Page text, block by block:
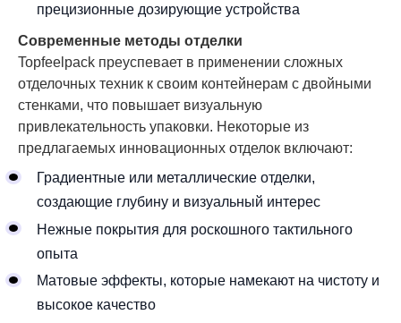
прецизионные дозирующие устройства
Современные методы отделки
Topfeelpack преуспевает в применении сложных
отделочных техник к своим контейнерам с двойными
стенками, что повышает визуальную
привлекательность упаковки. Некоторые из
предлагаемых инновационных отделок включают:
Градиентные или металлические отделки,
создающие глубину и визуальный интерес
Нежные покрытия для роскошного тактильного
опыта
Матовые эффекты, которые намекают на чистоту и
высокое качество